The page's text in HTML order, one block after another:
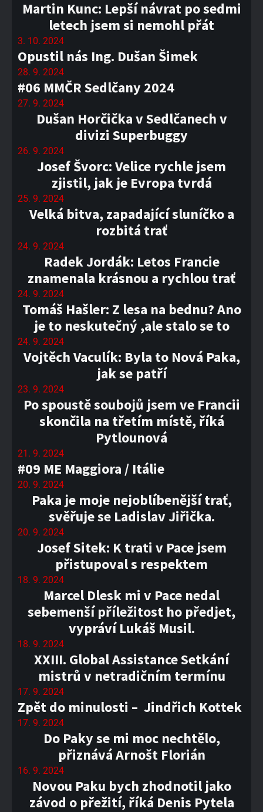
Martin Kunc: Lepší návrat po sedmi
letech jsem si nemohl přát
3. 10. 2024
Opustil nás Ing. Dušan Šimek
28. 9. 2024
#06 MMČR Sedlčany 2024
27. 9. 2024
Dušan Horčička v Sedlčanech v
divizi Superbuggy
26. 9. 2024
Josef Švorc: Velice rychle jsem
zjistil, jak je Evropa tvrdá
25. 9. 2024
Velká bitva, zapadající sluníčko a
rozbitá trať
24. 9. 2024
Radek Jordák: Letos Francie
znamenala krásnou a rychlou trať
24. 9. 2024
Tomáš Hašler: Z lesa na bednu? Ano
je to neskutečný ,ale stalo se to
24. 9. 2024
Vojtěch Vaculík: Byla to Nová Paka,
jak se patří
23. 9. 2024
Po spoustě soubojů jsem ve Francii
skončila na třetím místě, říká
Pytlounová
21. 9. 2024
#09 ME Maggiora / Itálie
20. 9. 2024
Paka je moje nejoblíbenější trať,
svěřuje se Ladislav Jiřička.
20. 9. 2024
Josef Sitek: K trati v Pace jsem
přistupoval s respektem
18. 9. 2024
Marcel Dlesk mi v Pace nedal
sebemenší příležitost ho předjet,
vypráví Lukáš Musil.
18. 9. 2024
XXIII. Global Assistance Setkání
mistrů v netradičním termínu
17. 9. 2024
Zpět do minulosti – Jindřich Kottek
17. 9. 2024
Do Paky se mi moc nechtělo,
přiznává Arnošt Florián
16. 9. 2024
Novou Paku bych zhodnotil jako
závod o přežití, říká Denis Pytela